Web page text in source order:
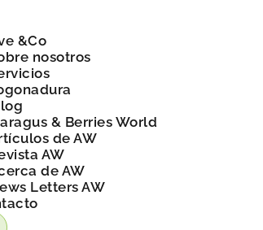
&Co
nosotros
& Berries World
de AW
AW
de AW
Letters AW